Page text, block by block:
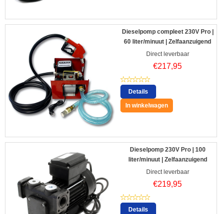
Dieselpomp compleet 230V Pro |
60 liter/minuut | Zelfaanzuigend
Direct leverbaar
€217,95
Details
In winkelwagen
Dieselpomp 230V Pro | 100
liter/minuut | Zelfaanzuigend
Direct leverbaar
€219,95
Details